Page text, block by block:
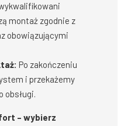
montaż zgodnie z
obowiązującymi
Po zakończeniu
i przekażemy
obsługi.
– wybierz